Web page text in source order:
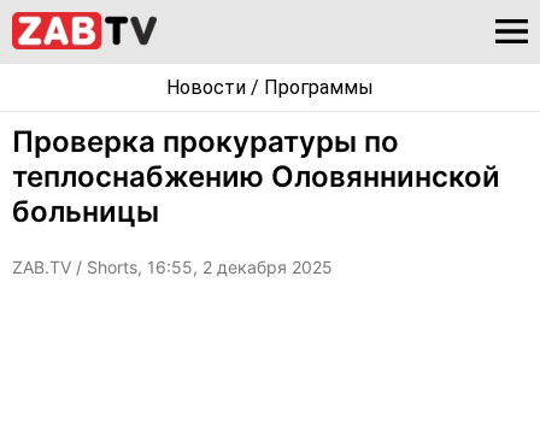
Новости / Программы
Проверка прокуратуры по
теплоснабжению Оловяннинской
больницы
ZAB.TV / Shorts, 16:55, 2 декабря 2025